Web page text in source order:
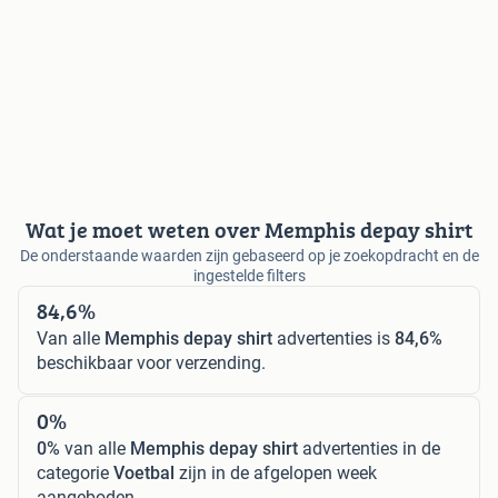
Wat je moet weten over Memphis depay shirt
De onderstaande waarden zijn gebaseerd op je zoekopdracht en de
ingestelde filters
84,6%
Van alle Memphis depay shirt advertenties is 84,6%
beschikbaar voor verzending.
0%
0% van alle Memphis depay shirt advertenties in de
categorie Voetbal zijn in de afgelopen week